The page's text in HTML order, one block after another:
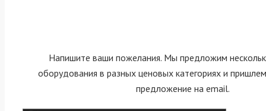
Напишите ваши пожелания. Мы предложим
оборудования в разных ценовых категориях и
предложение на email.